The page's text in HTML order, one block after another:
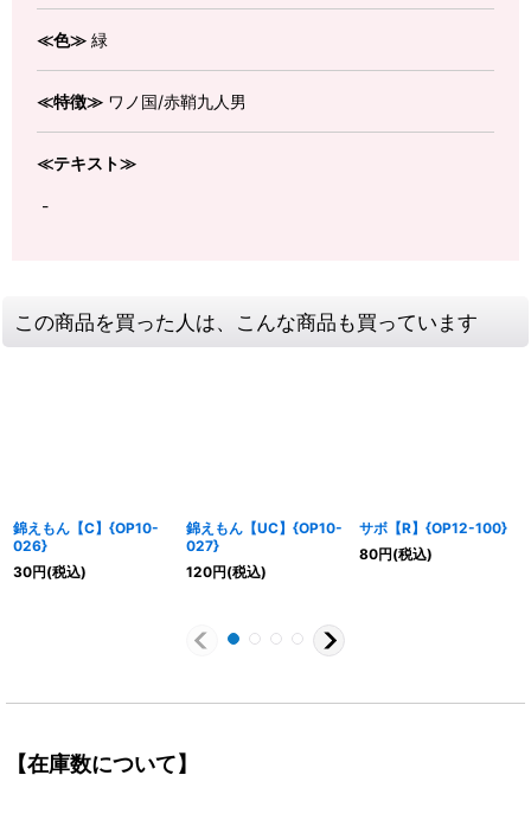
≪色≫ 緑
≪特徴≫ ワノ国/赤鞘九人男
≪テキスト≫
-
この商品を買った人は、こんな商品も買っています
錦えもん【C】{OP10-
026}
30円(税込)
錦えもん【UC】{OP10-
027}
120円(税込)
サボ【R】{OP12-100}
80円(税込)
【在庫数について】